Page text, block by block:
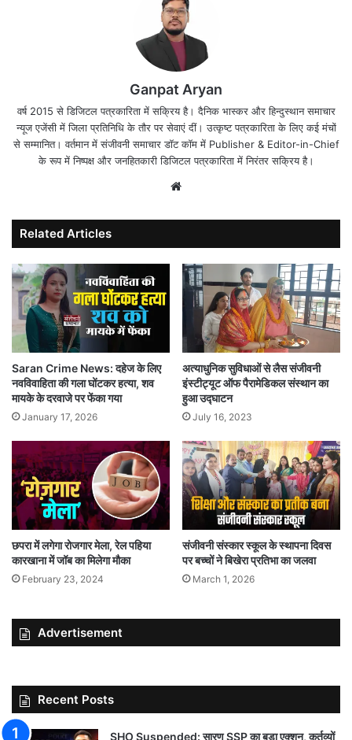
Ganpat Aryan
वर्ष 2015 से डिजिटल पत्रकारिता में सक्रिय है। दैनिक भास्कर और हिन्दुस्थान समाचार
न्यूज एजेंसी में जिला प्रतिनिधि के तौर पर सेवाएं दीं। उत्कृष्ट पत्रकारिता के लिए कई मंचों
से सम्मानित। वर्तमान में संजीवनी समाचार डॉट कॉम में Publisher & Editor-in-Chief
के रूप में निष्पक्ष और जनहितकारी डिजिटल पत्रकारिता में निरंतर सक्रिय है।
Related Articles
Saran Crime News: दहेज के लिए
नवविवाहिता की गला घोंटकर हत्या, शव
मायके के दरवाजे पर फेंका गया
January 17, 2026
अत्याधुनिक सुविधाओं से लैस संजीवनी
इंस्टीट्यूट ऑफ पैरामेडिकल संस्थान का
हुआ उद्घाटन
July 16, 2023
छपरा में लगेगा रोजगार मेला, रेल पहिया
कारखाना में जॉब का मिलेगा मौका
February 23, 2024
संजीवनी संस्कार स्कूल के स्थापना दिवस
पर बच्चों ने बिखेरा प्रतिभा का जलवा
March 1, 2026
Advertisement
Recent Posts
SHO Suspended: सारण SSP का बड़ा एक्शन, कर्तव्यों